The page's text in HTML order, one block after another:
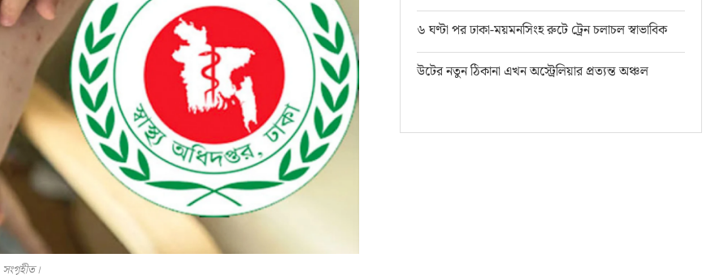
৬ ঘণ্টা পর ঢাকা-ময়মনসিংহ রুটে ট্রেন চলাচল স্বাভাবিক
উটের নতুন ঠিকানা এখন অস্ট্রেলিয়ার প্রত্যন্ত অঞ্চল